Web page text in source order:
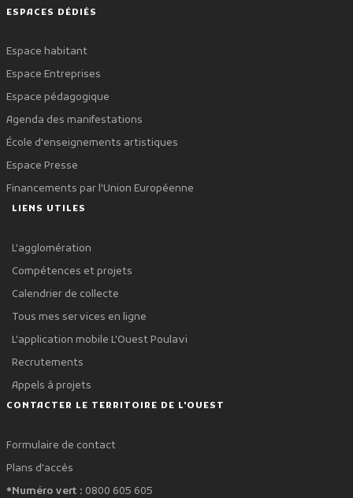
ESPACES DÉDIÉS
Espace habitant
Espace Entreprises
Espace pédagogique
Agenda des manifestations
École d'enseignements artistiques
Espace Presse
Financements par l'Union Européenne
LIENS UTILES
L'agglomération
Compétences et projets
Calendrier de collecte
Tous mes services en ligne
L'application mobile L'Ouest Poulavi
Recrutements
Appels à projets
CONTACTER LE TERRITOIRE DE L'OUEST
Formulaire de contact
Plans d'accès
*Numéro vert : 0800 605 605